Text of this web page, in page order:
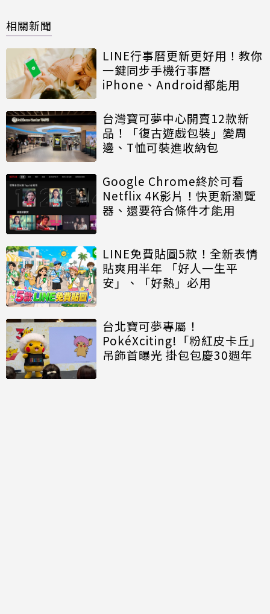
相關新聞
LINE行事曆更新更好用！教你
一鍵同步手機行事曆
iPhone、Android都能用
台灣寶可夢中心開賣12款新
品！「復古遊戲包裝」變周
邊、T恤可裝進收納包
Google Chrome終於可看
Netflix 4K影片！快更新瀏覽
器、還要符合條件才能用
LINE免費貼圖5款！全新表情
貼爽用半年 「好人一生平
安」、「好熱」必用
台北寶可夢專屬！
PokéXciting!「粉紅皮卡丘」
吊飾首曝光 掛包包慶30週年